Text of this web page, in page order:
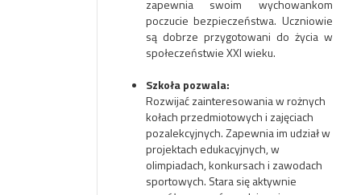
zapewnia swoim wychowankom
poczucie bezpieczeństwa. Uczniowie
są dobrze przygotowani do życia w
społeczeństwie XXI wieku.
Szkoła pozwala:
Rozwijać zainteresowania w rożnych
kołach przedmiotowych i zajęciach
pozalekcyjnych. Zapewnia im udział w
projektach edukacyjnych, w
olimpiadach, konkursach i zawodach
sportowych. Stara się aktywnie